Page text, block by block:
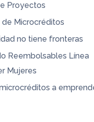
Proyectos
de Microcréditos
no tiene fronteras
Reembolsables Línea
Mujeres
a